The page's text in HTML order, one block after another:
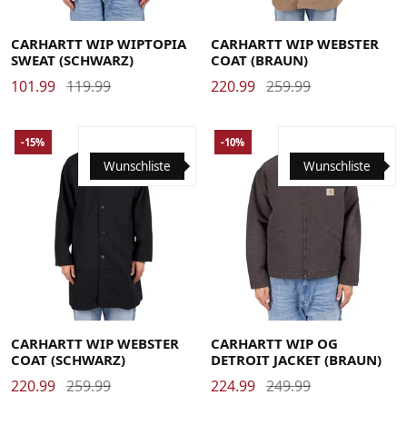
MediumSmallX-Large
CARHARTT WIP WIPTOPIA
SWEAT (SCHWARZ)
101.99 119.99
MediumSmallX-Large
CARHARTT WIP WEBSTER
COAT (BRAUN)
220.99 259.99
MediumSmallX-Large
Wunschliste
-15%
CARHARTT WIP WEBSTER
COAT (SCHWARZ)
220.99 259.99
MediumSmallX-Large
Wunschliste
-10%
CARHARTT WIP OG
DETROIT JACKET (BRAUN)
224.99 249.99